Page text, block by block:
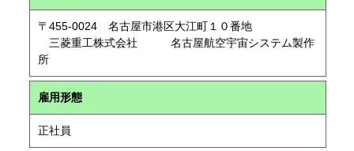
〒455-0024 名古屋市港区大江町１０番地
三菱重工株式会社 名古屋航空宇宙システム製作
所
雇用形態
正社員